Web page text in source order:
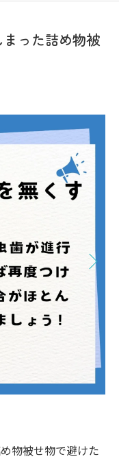
った詰め物被
物被せ物で避けた